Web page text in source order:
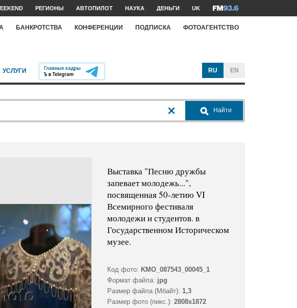
РЕГИОНЫ АВТОПИЛОТ НАУКА ДЕНЬГИ UK
БАНКРОТСТВА КОНФЕРЕНЦИИ ПОДПИСКА ФОТОАГЕНТСТВО
УСЛУГИ RU EN
Найти
Выставка "Песню дружбы
запевает молодежь...",
посвященная 50-летию VI
Всемирного фестиваля
молодежи и студентов. в
Государственном Историческом
музее.
Код фото: KMO_087543_00045_1
Формат файла: jpg
Размер файла (Мбайт): 1,3
Размер фото (пикс.): 2808x1872